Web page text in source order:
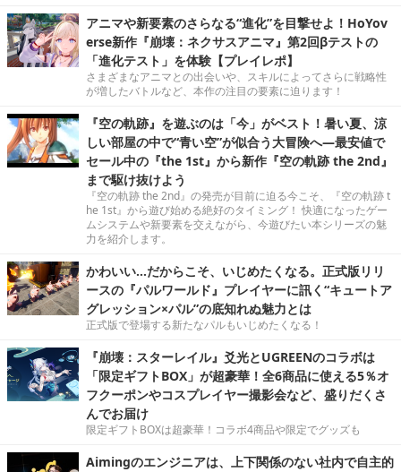
アニマや新要素のさらなる“進化”を目撃せよ！HoYov
erse新作『崩壊：ネクサスアニマ』第2回βテストの
「進化テスト」を体験【プレイレポ】
さまざまなアニマとの出会いや、スキルによってさらに戦略性
が増したバトルなど、本作の注目の要素に迫ります！
『空の軌跡』を遊ぶのは「今」がベスト！暑い夏、涼
しい部屋の中で“青い空”が似合う大冒険へ―最安値で
セール中の『the 1st』から新作『空の軌跡 the 2nd』
まで駆け抜けよう
『空の軌跡 the 2nd』の発売が目前に迫る今こそ、『空の軌跡 t
he 1st』から遊び始める絶好のタイミング！ 快適になったゲー
ムシステムや新要素を交えながら、今遊びたい本シリーズの魅
力を紹介します。
かわいい…だからこそ、いじめたくなる。正式版リリ
ースの『パルワールド』プレイヤーに訊く“キュートア
グレッション×パル”の底知れぬ魅力とは
正式版で登場する新たなパルもいじめたくなる！
『崩壊：スターレイル』爻光とUGREENのコラボは
「限定ギフトBOX」が超豪華！全6商品に使える5％オ
フクーポンやコスプレイヤー撮影会など、盛りだくさ
んでお届け
限定ギフトBOXは超豪華！コラボ4商品や限定でグッズも
Aimingのエンジニアは、上下関係のない社内で自主的